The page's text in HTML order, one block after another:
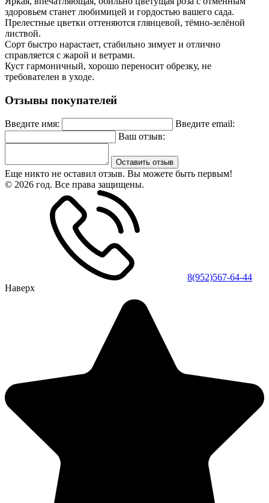
здоровьем станет любимицей и гордостью вашего сада.
Прелестные цветки оттеняются глянцевой, тёмно-зелёной
листвой.
Сорт быстро нарастает, стабильно зимует и отлично
справляется с жарой и ветрами.
Куст гармоничный, хорошо переносит обрезку, не
требователен в уходе.
Отзывы покупателей
Введите имя:
Введите email:
Ваш отзыв:
Оставить отзыв
Еще никто не оставил отзыв. Вы можете быть первым!
© 2026 год. Все права защищены.
8(952)567-64-44
Наверх